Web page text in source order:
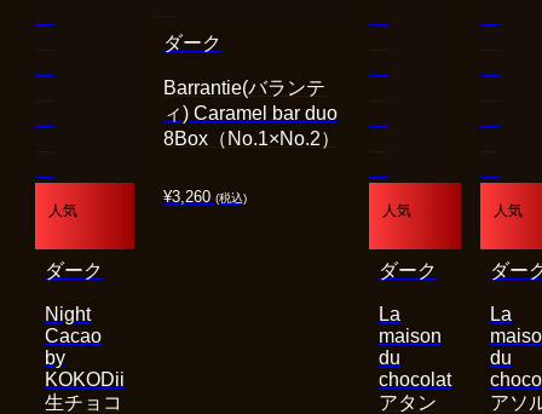
人気
Night
Cacao
by
KOKODii
生チョコ
ダーク
¥3,260 (税込)
Barrantie(バランテ
ィ) Caramel bar duo
8Box（No.1×No.2）
ダーク
人気
La
maison
du
chocolat
アタン
ダーク
人気
La
du
アソ
ダー